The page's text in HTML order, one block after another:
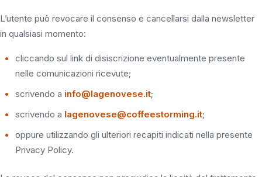
L’utente può revocare il consenso e cancellarsi dalla newsletter
in qualsiasi momento:
cliccando sul link di disiscrizione eventualmente presente
nelle comunicazioni ricevute;
scrivendo a info@lagenovese.it;
scrivendo a lagenovese@coffeestorming.it;
oppure utilizzando gli ulteriori recapiti indicati nella presente
Privacy Policy.